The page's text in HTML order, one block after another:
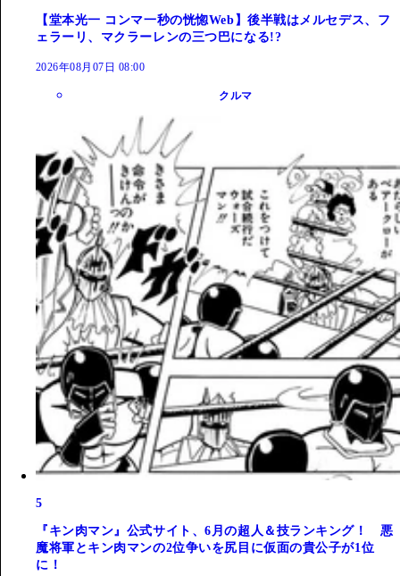
【堂本光一 コンマ一秒の恍惚Web】後半戦はメルセデス、フ
ェラーリ、マクラーレンの三つ巴になる!?
2026年08月07日 08:00
クルマ
5
『キン肉マン』公式サイト、6月の超人＆技ランキング！ 悪
魔将軍とキン肉マンの2位争いを尻目に仮面の貴公子が1位
に！